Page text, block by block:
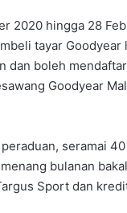
2020 hingga 28
tayar Goodyear
dan boleh
Goodyear
seramai
bulanan
Sport dan